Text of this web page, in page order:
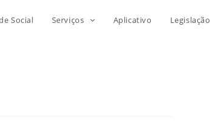
Social Serviços Aplicativo Legislação